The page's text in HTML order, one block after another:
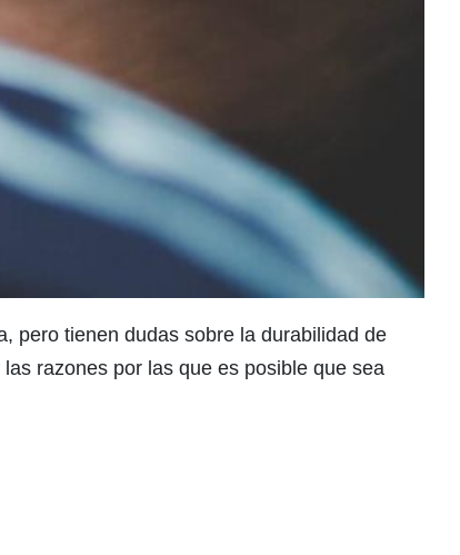
pero tienen dudas sobre la durabilidad de
razones por las que es posible que sea